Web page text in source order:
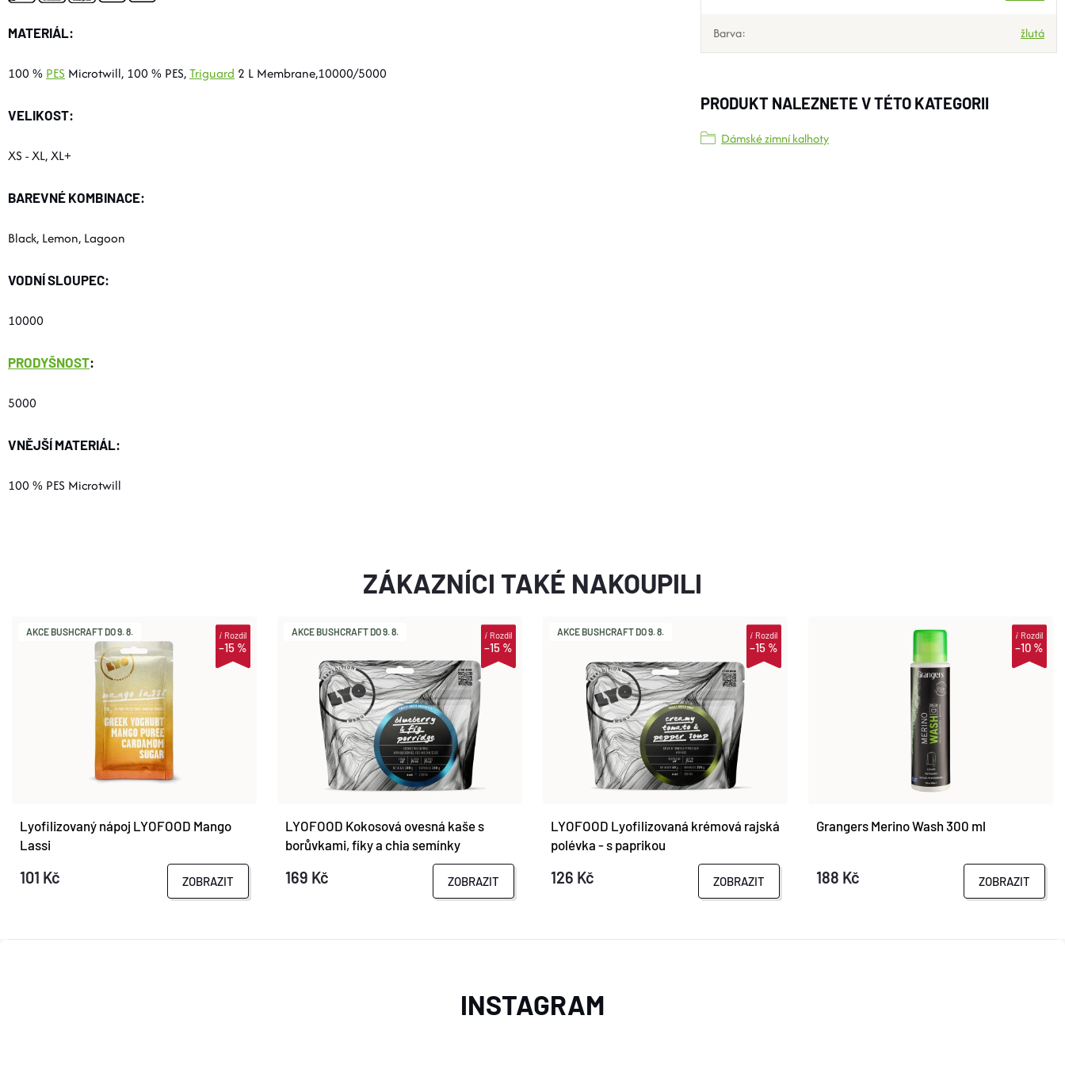
MATERIÁL:
100 % PES Microtwill, 100 % PES,Triguard 2 L Membrane,10000/5000
VELIKOST:
XS - XL, XL+
BAREVNÉ KOMBINACE:
Black, Lemon, Lagoon
VODNÍ SLOUPEC:
10000
PRODYŠNOST:
5000
VNĚJŠÍ MATERIÁL:
100 % PES Microtwill
Barva: žlutá
PRODUKT NALEZNETE V TÉTO KATEGORII
Dámské zimní kalhoty
ZÁKAZNÍCI TAKÉ NAKOUPILI
AKCE BUSHCRAFT DO 9. 8.
–15 %
iRozdíl
Lyofilizovaný nápoj LYOFOOD Mango
Lassi
101 Kč ZOBRAZIT
AKCE BUSHCRAFT DO 9. 8.
–15 %
iRozdíl
LYOFOOD Kokosová ovesná kaše s
borůvkami, fíky a chia semínky
169 Kč ZOBRAZIT
AKCE BUSHCRAFT DO 9. 8.
–15 %
iRozdíl
LYOFOOD Lyofilizovaná krémová rajská
polévka - s paprikou
126 Kč ZOBRAZIT
–10 %
iRozdíl
Grangers Merino Wash 300 ml
188 Kč ZOBRAZIT
INSTAGRAM